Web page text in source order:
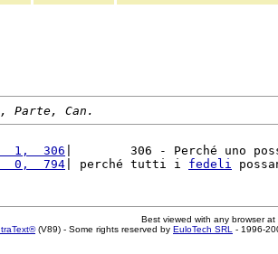
Parte, Can.
1,  306
|        306 - Perché uno
0,  794
| perché tutti i fedeli
Best viewed with any browser
(V89) - Some rights reserved by EuloTech SRL - 1996-